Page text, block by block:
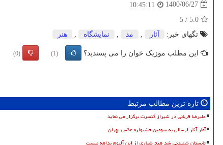
1400/06/27
10:45:11
5.0
/
5
تگهای خبر:
آثار , مد , نمایشگاه , هنر
این مطلب موزیک خوان را می پسندید؟ (1)
(0)
تازه ترین مطالب مرتبط
علیرضا قربانی در شیراز کنسرت برگزار می نماید
آمار آثار ارسالی به سومین جشنواره عکس تهران